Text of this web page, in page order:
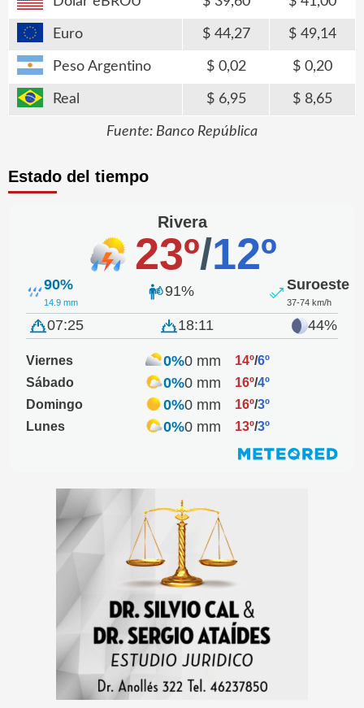
Euro 44,27 49,14
Peso Argentino 0,02 0,20
Real 6,95 8,65
Fuente: Banco República
Estado del tiempo
Rivera
23º/12º
90%
14.9 mm
91% Suroeste
37-74 km/h
07:25 18:11 44%
Viernes 0%0 mm 14º/6º
Sábado
0%0 mm 16º/4º
Domingo
0%0 mm 16º/3º
Lunes
0%0 mm 13º/3º